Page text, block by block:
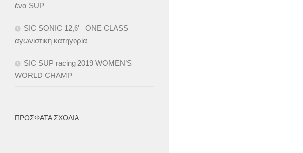
ένα SUP
SIC SONIC 12,6′ ONE CLASS
αγωνιστική κατηγορία
SIC SUP racing 2019 WOMEN’S
WORLD CHAMP
ΠΡΌΣΦΑΤΑ ΣΧΌΛΙΑ